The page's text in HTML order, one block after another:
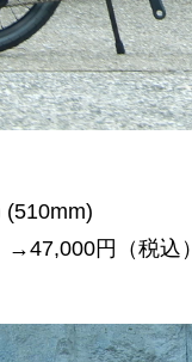
(510mm)
円（税込）